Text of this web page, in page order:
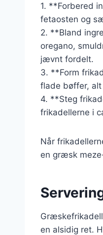
1. **Forbered
fetaosten og
2. **Bland
oregano,
jævnt fordelt.
3. **Form
flade bøffer,
4. **Steg
frikadellerne i
Når
en græsk
en alsidig ret.